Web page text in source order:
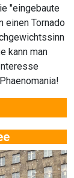
"eingebaute
einen Tornado
kann man